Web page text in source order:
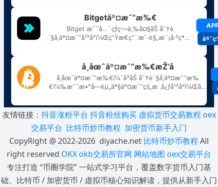
友情链接： 抖音涨粉平台 抖音粉丝购买 虚拟货币交易教程 oex
交易平台 比特币炒币教程 加密货币新手入门
CopyRight @ 2022-2026 diyache.net 比特币炒币教程 All
right reserved OKXokb交易所官网 网站地图 oex交易平台
专注打造 “币圈学院” 一站式学习平台，覆盖数字货币入门基
础、比特币 / 加密货币 / 虚拟币核心知识解读，提供从新手入门